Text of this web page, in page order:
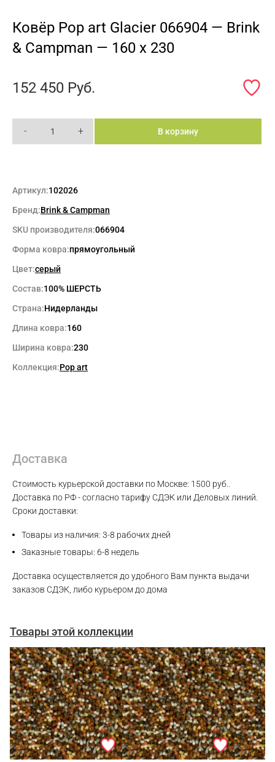
Ковёр Pop art Glacier 066904 — Brink
& Campman — 160 x 230
152 450 Руб.
- + В корзину
Артикул:102026
Бренд:Brink & Campman
SKU производителя:066904
Форма ковра:прямоугольный
Цвет:серый
Состав:100% ШЕРСТЬ
Страна:Нидерланды
Длина ковра:160
Ширина ковра:230
Коллекция:Pop art
Доставка
Стоимость курьерской доставки по Москве: 1500 руб..
Доставка по РФ - согласно тарифу СДЭК или Деловых линий.
Сроки доставки:
Товары из наличия: 3-8 рабочих дней
Заказные товары: 6-8 недель
Доставка осуществляется до удобного Вам пункта выдачи
заказов СДЭК, либо курьером до дома
Товары этой коллекции
Max
Telegram